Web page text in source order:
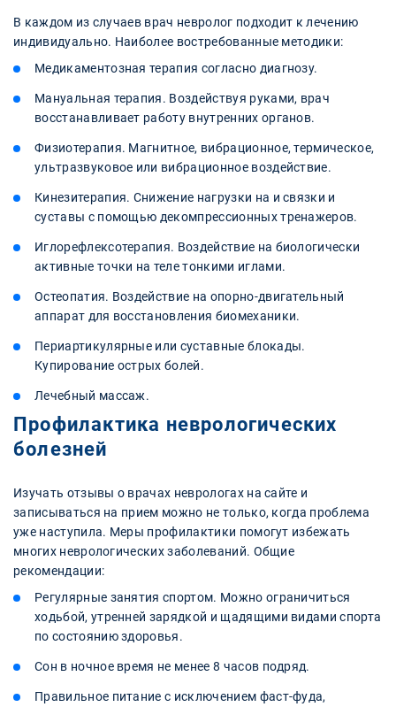
В каждом из случаев врач невролог подходит к лечению
индивидуально. Наиболее востребованные методики:
Медикаментозная терапия согласно диагнозу.
Мануальная терапия. Воздействуя руками, врач
восстанавливает работу внутренних органов.
Физиотерапия. Магнитное, вибрационное, термическое,
ультразвуковое или вибрационное воздействие.
Кинезитерапия. Снижение нагрузки на и связки и
суставы с помощью декомпрессионных тренажеров.
Иглорефлексотерапия. Воздействие на биологически
активные точки на теле тонкими иглами.
Остеопатия. Воздействие на опорно-двигательный
аппарат для восстановления биомеханики.
Периартикулярные или суставные блокады.
Купирование острых болей.
Лечебный массаж.
Профилактика неврологических
болезней
Изучать отзывы о врачах неврологах на сайте и
записываться на прием можно не только, когда проблема
уже наступила. Меры профилактики помогут избежать
многих неврологических заболеваний. Общие
рекомендации:
Регулярные занятия спортом. Можно ограничиться
ходьбой, утренней зарядкой и щадящими видами спорта
по состоянию здоровья.
Сон в ночное время не менее 8 часов подряд.
Правильное питание с исключением фаст-фуда,